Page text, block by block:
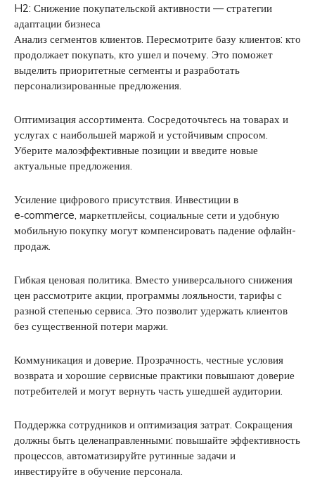
H2: Снижение покупательской активности — стратегии
адаптации бизнеса
Анализ сегментов клиентов. Пересмотрите базу клиентов: кто
продолжает покупать, кто ушел и почему. Это поможет
выделить приоритетные сегменты и разработать
персонализированные предложения.
Оптимизация ассортимента. Сосредоточьтесь на товарах и
услугах с наибольшей маржой и устойчивым спросом.
Уберите малоэффективные позиции и введите новые
актуальные предложения.
Усиление цифрового присутствия. Инвестиции в
e‑commerce, маркетплейсы, социальные сети и удобную
мобильную покупку могут компенсировать падение офлайн-
продаж.
Гибкая ценовая политика. Вместо универсального снижения
цен рассмотрите акции, программы лояльности, тарифы с
разной степенью сервиса. Это позволит удержать клиентов
без существенной потери маржи.
Коммуникация и доверие. Прозрачность, честные условия
возврата и хорошие сервисные практики повышают доверие
потребителей и могут вернуть часть ушедшей аудитории.
Поддержка сотрудников и оптимизация затрат. Сокращения
должны быть целенаправленными: повышайте эффективность
процессов, автоматизируйте рутинные задачи и
инвестируйте в обучение персонала.